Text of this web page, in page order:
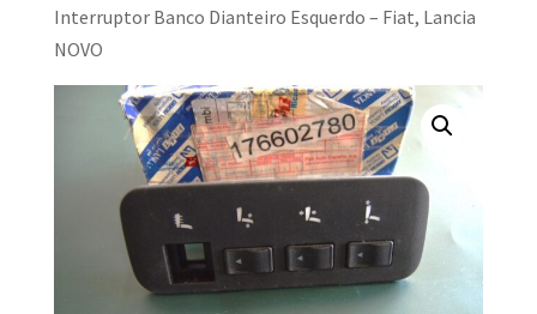
Interruptor Banco Dianteiro Esquerdo – Fiat, Lancia
NOVO